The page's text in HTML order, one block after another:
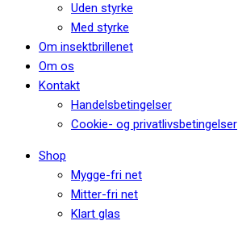
Uden styrke
Med styrke
Om insektbrillenet
Om os
Kontakt
Handelsbetingelser
Cookie- og privatlivsbetingelser
Shop
Mygge-fri net
Mitter-fri net
Klart glas